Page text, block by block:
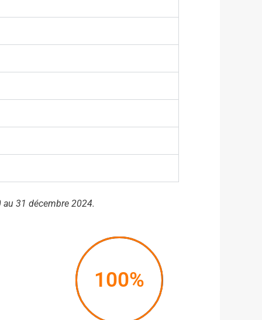
31 décembre 2024.
100%